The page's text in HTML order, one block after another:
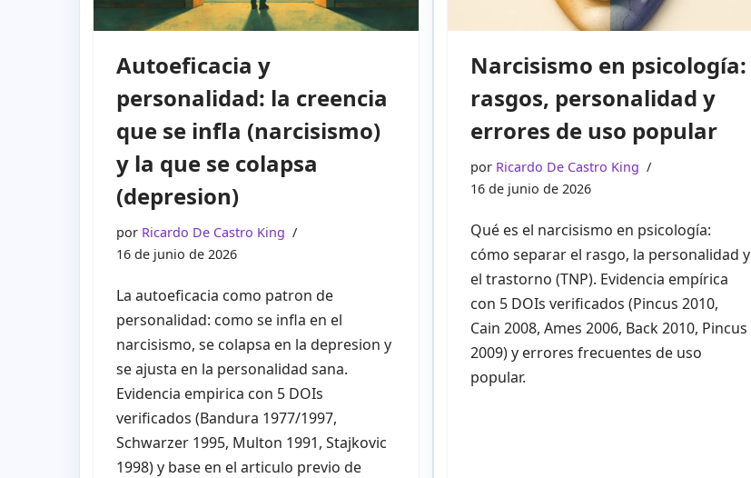
Autoeficacia y
personalidad: la creencia
que se infla (narcisismo)
y la que se colapsa
(depresion)
por Ricardo De Castro King
16 de junio de 2026
La autoeficacia como patron de
personalidad: como se infla en el
narcisismo, se colapsa en la depresion y
se ajusta en la personalidad sana.
Evidencia empirica con 5 DOIs
verificados (Bandura 1977/1997,
Schwarzer 1995, Multon 1991, Stajkovic
1998) y base en el articulo previo de
Narcisismo en psicología:
rasgos, personalidad y
errores de uso popular
por Ricardo De Castro King
16 de junio de 2026
Qué es el narcisismo en psicología:
cómo separar el rasgo, la personalidad y
el trastorno (TNP). Evidencia empírica
con 5 DOIs verificados (Pincus 2010,
Cain 2008, Ames 2006, Back 2010, Pincus
2009) y errores frecuentes de uso
popular.